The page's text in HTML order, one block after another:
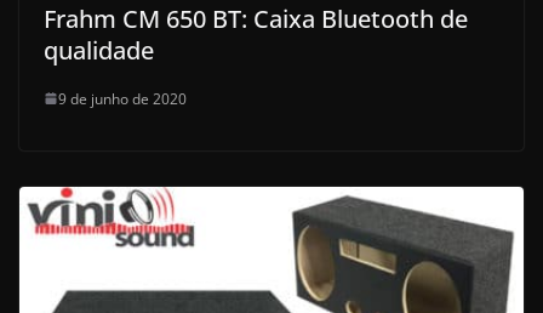
Frahm CM 650 BT: Caixa Bluetooth de
qualidade
9 de junho de 2020